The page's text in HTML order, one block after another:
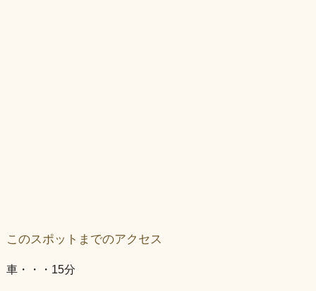
このスポットまでのアクセス
車・・・15分